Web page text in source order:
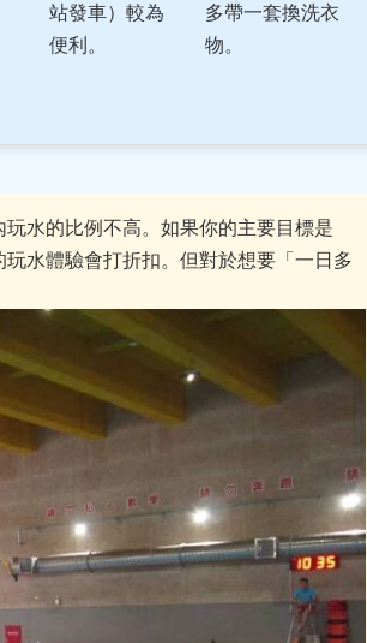
站發車）較為
便利。
多帶一套換洗衣
物。
水的比例不高。如果你的主要目標是
水體驗會打折扣。但對於想要「一日多